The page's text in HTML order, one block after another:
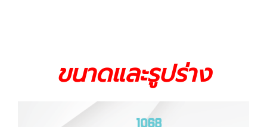
ขนาดและรูปร่าง